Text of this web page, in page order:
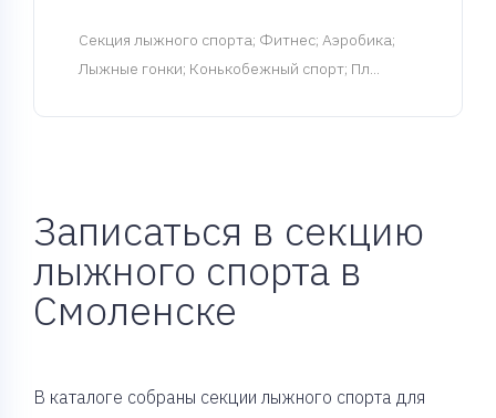
Cекция лыжного спорта; Фитнес; Аэробика;
Лыжные гонки; Конькобежный спорт; Пл...
Записаться в секцию
лыжного спорта в
Смоленске
В каталоге собраны секции лыжного спорта для